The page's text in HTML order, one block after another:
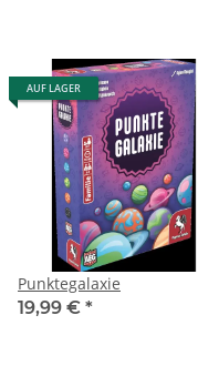
AUF LAGER
Punktegalaxie
19,99 € *